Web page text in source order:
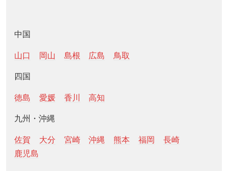
中国
山口 岡山 島根 広島 鳥取
四国
徳島 愛媛 香川 高知
九州・沖縄
佐賀 大分 宮崎 沖縄 熊本 福岡
長崎
鹿児島